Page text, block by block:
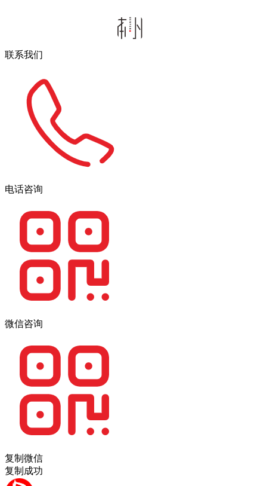
联系我们
电话咨询
微信咨询
复制微信
复制成功